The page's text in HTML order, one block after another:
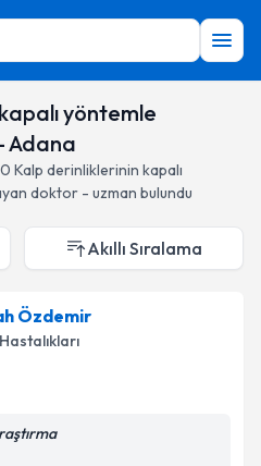
yöntemle
Adana
Kalp derinliklerinin kapalı
doktor - uzman bulundu
Akıllı Sıralama
Özdemir